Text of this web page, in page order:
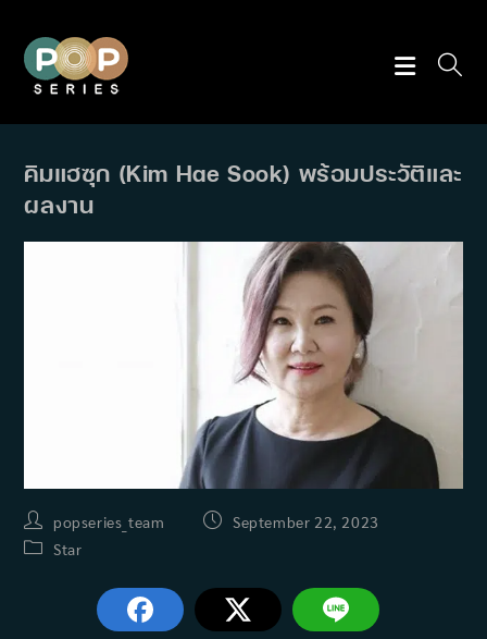
content
คิมแฮซุก (Kim Hae Sook) พร้อมประวัติและ
ผลงาน
Post
author:
popseries_team
PostSeptember 22, 2023
PostStar